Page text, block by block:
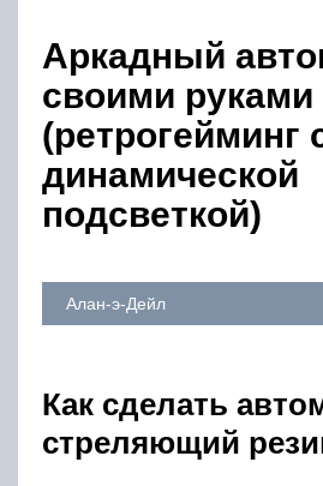
Аркадный
своими руками
(ретрогейминг
динамической
подсветкой)
Алан-э-Дейл
Как сделать
стреляющий